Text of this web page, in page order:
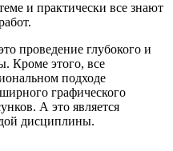
и практически все знают
проведение глубокого и
Кроме этого, все
подходе
графического
А это является
дисциплины.